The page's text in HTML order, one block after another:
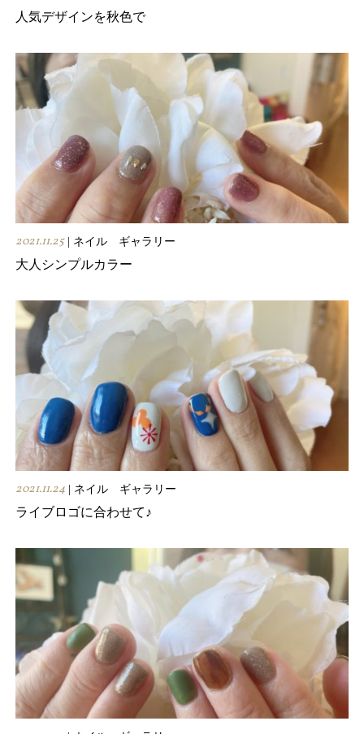
人気デザインを秋色で
2021.11.25| ネイル ギャラリー
大人シンプルカラー
2021.11.24 | ネイル ギャラリー
ライブロゴに合わせて♪